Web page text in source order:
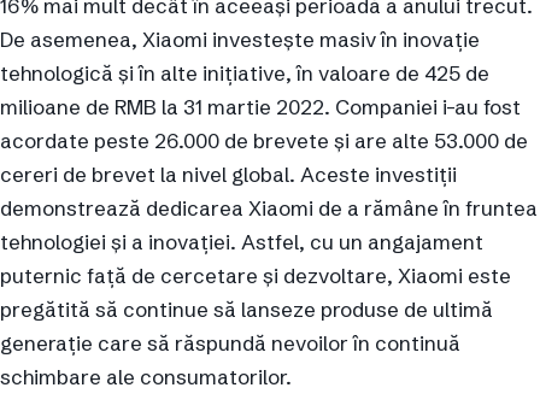
De asemenea, Xiaomi investește masiv în inovație
tehnologică și în alte inițiative, în valoare de 425 de
milioane de RMB la 31 martie 2022. Companiei i-au fost
acordate peste 26.000 de brevete și are alte 53.000 de
cereri de brevet la nivel global. Aceste investiții
demonstrează dedicarea Xiaomi de a rămâne în fruntea
tehnologiei și a inovației. Astfel, cu un angajament
puternic față de cercetare și dezvoltare, Xiaomi este
pregătită să continue să lanseze produse de ultimă
generație care să răspundă nevoilor în continuă
schimbare ale consumatorilor.